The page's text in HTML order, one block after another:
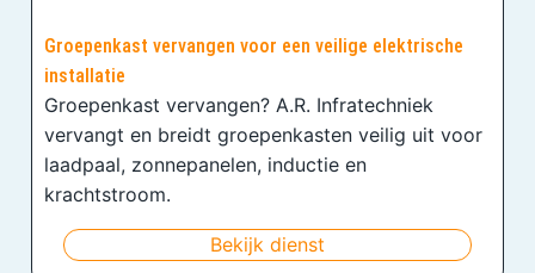
Groepenkast vervangen voor een veilige elektrische
installatie
Groepenkast vervangen? A.R. Infratechniek
vervangt en breidt groepenkasten veilig uit voor
laadpaal, zonnepanelen, inductie en
krachtstroom.
Bekijk dienst